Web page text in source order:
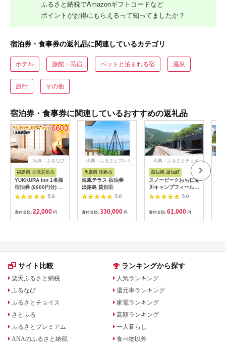
ふるさと納税でAmazonギフトコードなど
ポイントがお得にもらえるって知ってましたか？
宿泊券・食事券の返礼品に関連しているカテゴリ
ホテル 旅館・民宿 ペットと泊まれる宿 温泉
旅行 その他
宿泊券・食事券に関連しているおすすめの返礼品
出典：ふるなび
福島県 会津若松市
YUKKURA Inn 1名様
宿泊券 (6600円分) ワ
ーケーションお試しプ
ラン｜東北 福島県 会
津若松市 東山温泉 旅
行 クーポン 利用券
[0800]
5.0
寄付金額: 22,000 円
出典：ふるさとプレミ
兵庫県 淡路市
海風テラス 宿泊券
淡路島 貸別荘
5.0
寄付金額: 330,000 円
出典：ふるさとチョイ
高知県 越知町
スノーピークおち仁淀
川キャンプフィールド
「住箱-jyubako-」ペ
ア宿泊チケット
5.0
寄付金額: 61,000 円
サイト比較
楽天ふるさと納税
ふるなび
ふるさとチョイス
さとふる
ふるさとプレミアム
ANAのふるさと納税
ランキングから探す
人気ランキング
還元率ランキング
家電ランキング
高額ランキング
一人暮らし
食べ物以外